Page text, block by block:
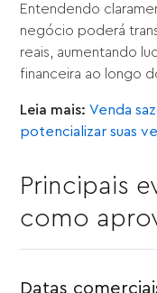
Entendendo
negócio poderá
reais, aumentando
financeira ao longo
Leia mais: Venda
potencializar suas
Principais
como
Datas